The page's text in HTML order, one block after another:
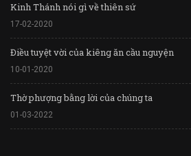
Kinh Thánh nói gì về thiên sứ
17-02-2020
Điều tuyệt vời của kiêng ăn cầu nguyện
10-01-2020
Thờ phượng bằng lời của chúng ta
01-03-2022